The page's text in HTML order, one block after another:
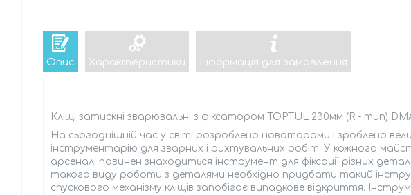
Опис Характеристики Інформація для замовлення
Кліщі затискні зварювальні з фіксатором TOPTUL 230мм (R - тип)
На сьогоднішній час у світі розроблено новаторами і зроблено
інструментарію для зварних і рихтувальних робіт. У кожного
арсеналі повинен знаходиться інструмент для фіксації різних
такого виду роботи з деталями необхідно придбати такий
спускового механізму кліщів запобігає випадкове відкриття.